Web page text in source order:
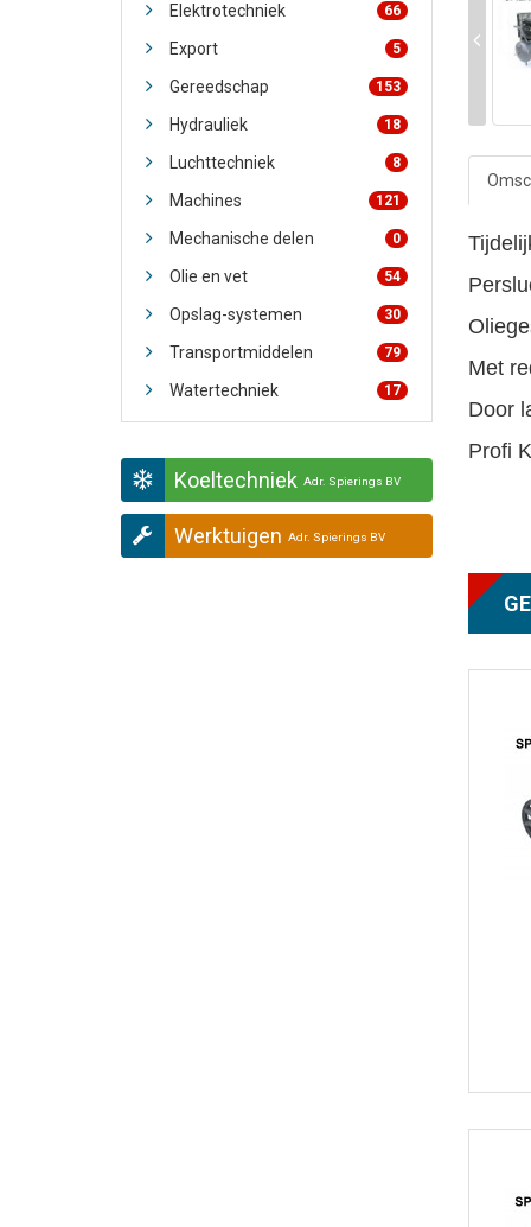
Elektrotechniek 66
Export 5
Gereedschap 153
Hydrauliek 18
Luchttechniek 8
Machines 121
Mechanische delen 0
Olie en vet 54
Opslag-systemen 30
Transportmiddelen 79
Watertechniek 17
Koeltechniek Adr. Spierings BV
Werktuigen Adr. Spierings BV
Met
Door
Profi